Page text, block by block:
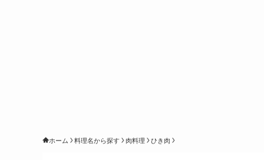
ホーム 料理名から探す 肉料理 ひき肉